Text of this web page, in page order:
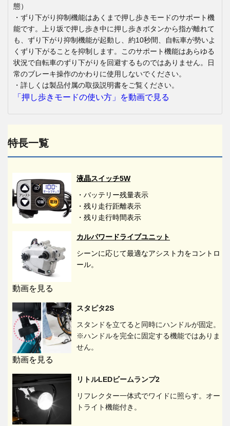
態）
・ずり下がり抑制機能はあくまで押し歩きモードのサポート機
能です。上り坂で押し歩き中に押し歩きボタンから指が離れて
も、ずり下がり抑制機能が起動し、約10秒間、自転車が勢いよ
くずり下がることを抑制します。このサポート機能はあらゆる
状況で自転車のずり下がりを回避するものではありません。日
常のブレーキ操作のかわりに使用しないでください。
・詳しくは製品付属の取扱説明書をご覧ください。
「押し歩きモードの使い方」を動画で見る
特長一覧
液晶スイッチ5W
・バッテリー残量表示
・残り走行距離表示
・残り走行時間表示
カルパワードライブユニット
シーンに応じて最適なアシスト力をコントロ
ール。
動画を見る
スタピタ2S
スタンドを立てると同時にハンドルが固定。
※ハンドルを完全に固定する機能ではありま
せん。
動画を見る
リトルLEDビームランプ2
リフレクター一体式でワイドに照らす。オー
トライト機能付き。